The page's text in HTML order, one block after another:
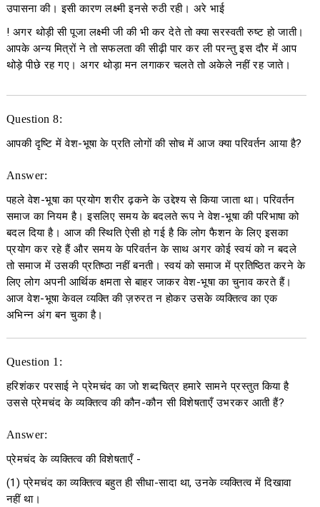
उपासना की। इसी कारण लक्ष्मी इनसे रुठी रही। अरे भाई
! अगर थोड़ी सी पूजा लक्ष्मी जी की भी कर देते तो क्या सरस्वती रुष्ट हो जाती।
आपके अन्य मित्रों ने तो सफलता की सीढ़ी पार कर ली परन्तु इस दौर में आप
थोड़े पीछे रह गए। अगर थोड़ा मन लगाकर चलते तो अकेले नहीं रह जाते।
Question 8:
आपकी दृष्टि में वेश-भूषा के प्रति लोगों की सोच में आज क्या परिवर्तन आया है?
Answer:
पहले वेश-भूषा का प्रयोग शरीर ढ़कने के उद्देश्य से किया जाता था। परिवर्तन
समाज का नियम है। इसलिए समय के बदलते रूप ने वेश-भूषा की परिभाषा को
बदल दिया है। आज की स्थिति ऐसी हो गई है कि लोग फैशन के लिए इसका
प्रयोग कर रहे हैं और समय के परिवर्तन के साथ अगर कोई स्वयं को न बदले
तो समाज में उसकी प्रतिष्ठा नहीं बनती। स्वयं को समाज में प्रतिष्ठित करने के
लिए लोग अपनी आर्थिक क्षमता से बाहर जाकर वेश-भूषा का चुनाव करते हैं।
आज वेश-भूषा केवल व्यक्ति की ज़रुरत न होकर उसके व्यक्तित्व का एक
अभिन्न अंग बन चुका है।
Question 1:
हरिशंकर परसाई ने प्रेमचंद का जो शब्दचित्र हमारे सामने प्रस्तुत किया है
उससे प्रेमचंद के व्यक्तित्व की कौन-कौन सी विशेषताएँ उभरकर आती हैं?
Answer:
प्रेमचंद के व्यक्तित्व की विशेषताएँ -
(1) प्रेमचंद का व्यक्तित्व बहुत ही सीधा-सादा था, उनके व्यक्तित्व में दिखावा
नहीं था।